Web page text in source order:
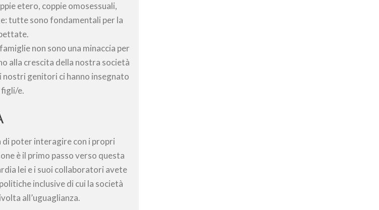
etero, coppie omosessuali,
tutte sono fondamentali per la
non sono una minaccia per
alla crescita della nostra società
genitori ci hanno insegnato
e.
di poter interagire con i propri
è il primo passo verso questa
lei e i suoi collaboratori avete
inclusive di cui la società
all’uguaglianza.